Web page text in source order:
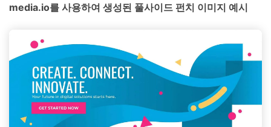
media.io를 사용하여 생성된 풀사이드 펀치 이미지 예시